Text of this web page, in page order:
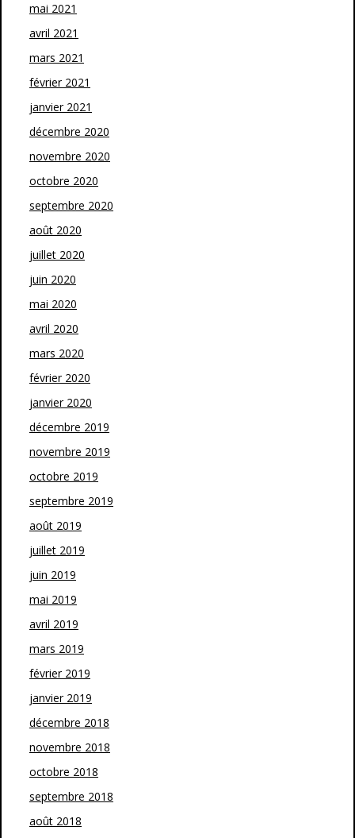
mai 2021
avril 2021
mars 2021
février 2021
janvier 2021
décembre 2020
novembre 2020
octobre 2020
septembre 2020
août 2020
juillet 2020
juin 2020
mai 2020
avril 2020
mars 2020
février 2020
janvier 2020
décembre 2019
novembre 2019
octobre 2019
septembre 2019
août 2019
juillet 2019
juin 2019
mai 2019
avril 2019
mars 2019
février 2019
janvier 2019
décembre 2018
novembre 2018
octobre 2018
septembre 2018
août 2018